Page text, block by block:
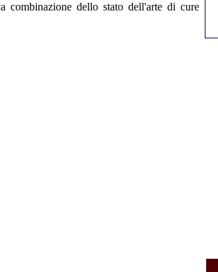
combinazione dello stato dell'arte di cure